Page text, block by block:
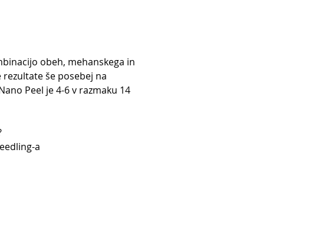
obeh, mehanskega in
še posebej na
Peel je 4-6 v razmaku 14
a